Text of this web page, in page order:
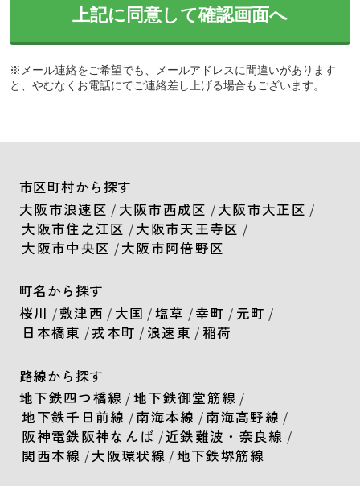
上記に同意して確認画面へ
※メール連絡をご希望でも、メールアドレスに間違いがあります
と、やむなくお電話にてご連絡差し上げる場合もございます。
市区町村から探す
大阪市浪速区 / 大阪市西成区 /大阪市大正区 /
大阪市住之江区 /大阪市天王寺区 /
大阪市中央区 /大阪市阿倍野区
町名から探す
桜川 /敷津西 / 大国 /塩草 /幸町 / 元町 /
日本橋東 /戎本町 / 浪速東 /稲荷
路線から探す
地下鉄四つ橋線 /地下鉄御堂筋線 /
地下鉄千日前線 /南海本線 /南海高野線 /
阪神電鉄阪神なんば /近鉄難波・奈良線 /
関西本線 /大阪環状線 /地下鉄堺筋線